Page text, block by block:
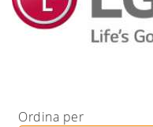
Ordina per